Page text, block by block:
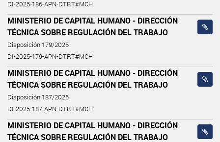
DI-2025-186-APN-DTRT#MCH
MINISTERIO DE CAPITAL HUMANO - DIRECCIÓN
TÉCNICA SOBRE REGULACIÓN DEL TRABAJO
Disposición 179/2025
DI-2025-179-APN-DTRT#MCH
MINISTERIO DE CAPITAL HUMANO - DIRECCIÓN
TÉCNICA SOBRE REGULACIÓN DEL TRABAJO
Disposición 187/2025
DI-2025-187-APN-DTRT#MCH
MINISTERIO DE CAPITAL HUMANO - DIRECCIÓN
TÉCNICA SOBRE REGULACIÓN DEL TRABAJO